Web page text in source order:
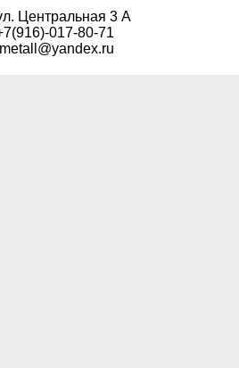
Центральная 3 А
017-80-71